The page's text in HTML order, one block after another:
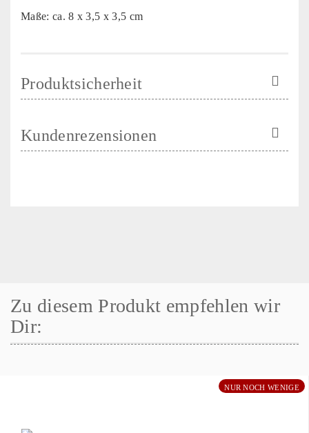
Maße: ca. 8 x 3,5 x 3,5 cm
Produktsicherheit
Kundenrezensionen
Zu diesem Produkt empfehlen wir
Dir:
NUR NOCH WENIGE